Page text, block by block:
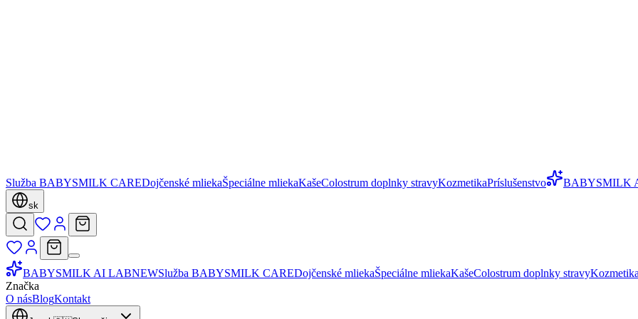
Služba BABYSMILK CAREDojčenské mliekaŠpeciálne mliekaKašeColostrum doplnky stravyKozmetikaPríslušenstvo BABYSMILK
sk
BABYSMILK AI LABNEWSlužba BABYSMILK CAREDojčenské mliekaŠpeciálne mliekaKašeColostrum doplnky stravyKozmetika
Značka
O násBlogKontakt